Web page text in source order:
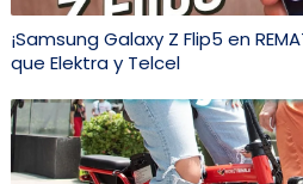
¡Samsung Galaxy Z Flip5 en
que Elektra y Telcel